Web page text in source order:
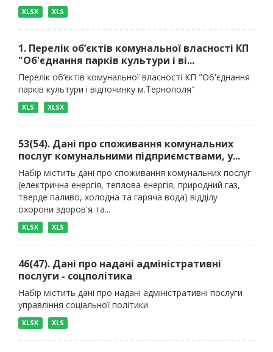
XLSX XLS
1. Перелік об’єктів комунальної власності КП
"Об'єднання парків культури і ві...
Перелік об’єктів комунальної власності КП "Об'єднання
парків культури і відпочинку м.Тернополя"
XLS XLSX
53(54). Дані про споживання комунальних
послуг комунальними підприємствами, у...
Набір містить дані про споживання комунальних послуг
(електрична енергія, теплова енергія, природний газ,
тверде паливо, холодна та гаряча вода) відділу
охорони здоров'я та...
XLSX XLS
46(47). Дані про надані адміністративні
послуги - соцполітика
Набір містить дані про надані адміністративні послуги
управління соціальної політики
XLSX XLS